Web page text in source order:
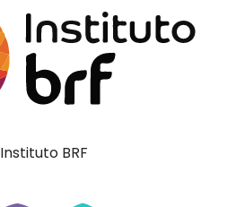
Instituto BRF